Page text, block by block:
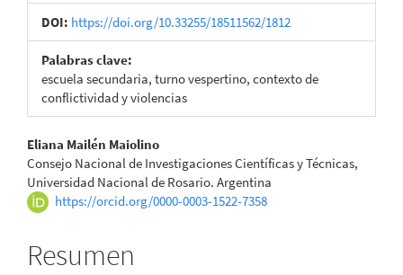
DOI: https://doi.org/10.33255/18511562/1812
Palabras clave:
escuela secundaria, turno vespertino, contexto de
conflictividad y violencias
Contenido
principal
del
artículo
Eliana Mailén Maiolino
Consejo Nacional de Investigaciones Científicas y Técnicas,
Universidad Nacional de Rosario. Argentina
https://orcid.org/0000-0003-1522-7358
Resumen